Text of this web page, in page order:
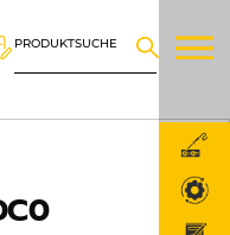
PRODUKTSUCHE